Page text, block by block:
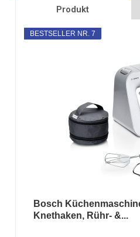
Produkt
BESTSELLER NR. 7
Bosch
Knethaken, Rühr- &...